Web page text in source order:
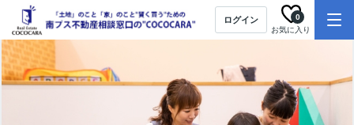
ログイン
お気に入り
0